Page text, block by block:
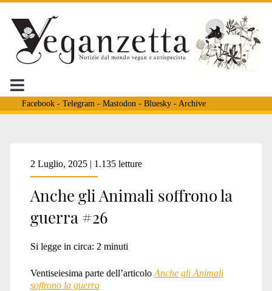
Facebook- Telegram - Mastodon - Bluesky- Archive
Tag:
<span>Oketz</span>
2 Luglio, 2025 | 1.135 letture
Anche gli Animali soffrono la
guerra #26
Si legge in circa: 2 minuti
Ventiseiesima parte dell’articolo Anche gli Animali
soffrono la guerra